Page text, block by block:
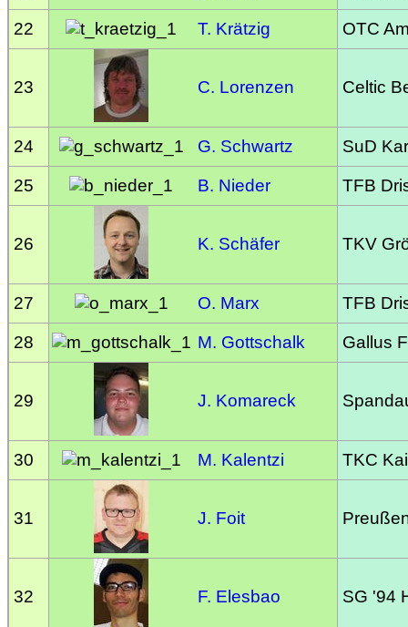
22 T. Krätzig OTC
23 C. Lorenzen Celtic
24 G. Schwartz SuD
25 B. Nieder TFB
26 K. Schäfer TKV
27 O. Marx TFB
28 M. Gottschalk Gallus
29 J. Komareck
30 M. Kalentzi TKC
31 J. Foit
32 F. Elesbao SG '94